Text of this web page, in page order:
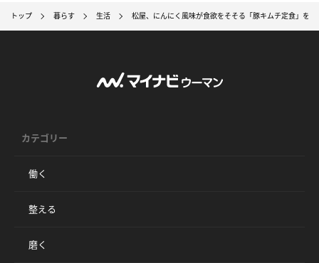
トップ 暮らす 生活 松屋、にんにく風味が食欲をそそる「豚キムチ定食」を
カテゴリー
働く
整える
磨く